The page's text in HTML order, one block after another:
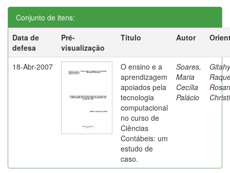
Conjunto de itens:
Data de
defesa
Pré-
visualização
Título Autor
18-Abr-2007
O ensino e a
aprendizagem
apoiados pela
tecnologia
computacional
no curso de
Ciências
Contábeis: um
estudo de
caso.
Soares,
Maria
Cecília
Palácio
Rosan